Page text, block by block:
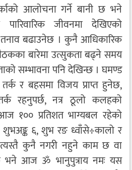
आलोचना गर्ने बानी छ भने
पारिवारिक जीवनमा देखिएको
बढाउनेछ । कुनै आधिकारिक
बैठकका बारेमा उत्सुकता बढ्ने समय
सम्भावना पनि देखिन्छ । घमण्ड
तर्क र बहसमा विजय प्राप्त हुनेछ,
रहनुपर्छ, नत्र ठूलो कलहको
१०० प्रतिशत भाग्यबल रहेको
६, शुभ रङ ध्वाँसे÷कालो र
कुनै नगरी नहुने काम छ वा
भने आज ॐ भानुपुत्राय नमः यस